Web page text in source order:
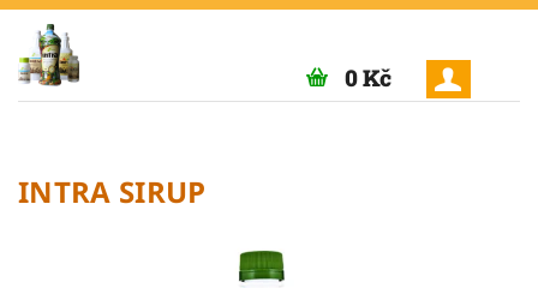
0 Kč
INTRA SIRUP